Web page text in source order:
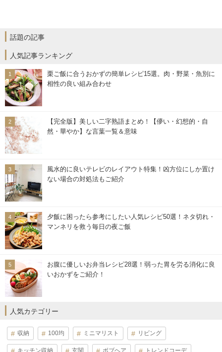
話題の記事
人気記事ランキング
栗ご飯に合うおかずの簡単レシピ15選。肉・野菜・魚別に
相性の良い組み合わせ
【完全版】美しい二字熟語まとめ！【儚い・幻想的・自
然・華やか】な言葉一覧＆意味
風水的に良いテレビのレイアウト特集！凶方位にしか置け
ない場合の対処法もご紹介
夕飯に困ったら参考にしたい人気レシピ50選！ネタ切れ・
マンネリを救う毎日の夜ご飯
お腹に優しいお弁当レシピ28選！弱った胃を労る消化に良
いおかずをご紹介！
人気カテゴリー
収納 100均 ミニマリスト リビング
キッチン収納 玄関 ボブヘア トレンドコーデ